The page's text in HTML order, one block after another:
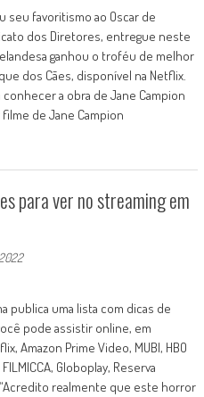
seu favoritismo ao Oscar de
dos Diretores, entregue neste
ganhou o troféu de melhor
dos Cães, disponível na Netflix.
a obra de Jane Campion
de Jane Campion
para ver no streaming em
publica uma lista com dicas de
pode assistir online, em
Amazon Prime Video, MUBI, HBO
Globoplay, Reserva
realmente que este horror